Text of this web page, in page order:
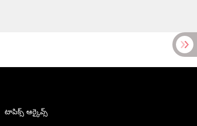
టాపిక్స్ ఆర్కైవ్స్